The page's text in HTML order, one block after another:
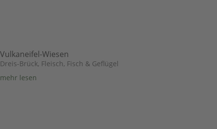
Vulkaneifel-Wiesen
Dreis-Brück, Fleisch, Fisch & Geflügel
mehr lesen